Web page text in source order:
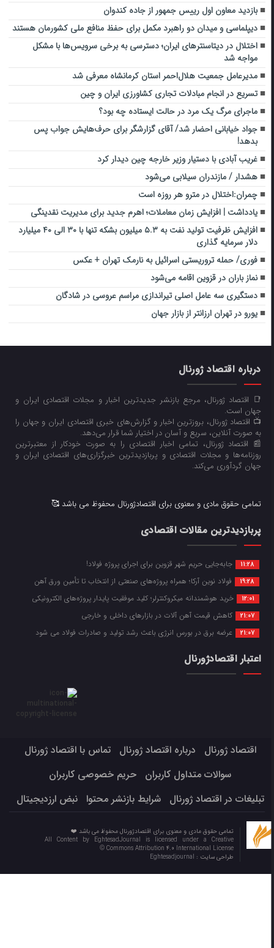
بازدید معاون اول رییس جمهور از جاده کندوان
دیپلماسی و میدان دو راهبرد مکمل برای حفظ منافع ملی کشورمان هستند
اختلال در دیتاسنترهای ایران؛ دسترسی به برخی سرویس‌ها با مشکل
مواجه شد
مدیرعامل جمعیت هلال‌احمر استان کرمانشاه معرفی شد
تسریع در انجام مبادلات تجاری کشاورزی ایران و چین
ماجرای مرگ یک مرد در حالت ایستاده چه بود؟
جواد خیابانی احضار شد/ آقای گزارشگر برای حرف‌هایش جواب پس
بدهد!
غریب آبادی با دستیار وزیر خارجه چین دیدار کرد
هشدار / مازندران سیلابی می‌شود
چمران:اختلال در مترو هر روزه است
یادداشت | افزایش زمان معاملات؛ اهرم جدید برای مدیریت نقدینگی
افزایش ظرفیت تولید نفت به ۵.۳ میلیون بشکه تنها با ۳۰ الی ۴۰ میلیارد
دلار سرمایه گذاری
فوری/ حمله تروریستی اسرائیل به نارمک تهران + عکس
نماز باران در قزوین اقامه می‌شود
دستگیری سه عامل اصلی تیراندازی مراسم عروسی در شادگان
یورو در تهران ارزانتر از بازار جهان
درباره اقتصاد ژورنال
📑 اقتصاد ژورنال، مرجع بازنشر جدیدترین اخبار و مجلات اقتصادی ایران و
جهان است.
📺 اقتصاد ژورنال، بروزترین اخبار و گزارش‌های خبری اقتصادی ایران و جهان را
به صورت آنلاین، سریع و آسان در اختیار شما قرار می‌‌دهد.
📰 اقتصاد ژورنال، تمامی اخبار اقتصادی را به صورت خودکار از معتبرترین
روزنامه‌ها و مجلات اقتصادی و پربازدیدترین خبرگزاری‌های اقتصادی ایران و
جهان گردآوری می‌کند.
تمامی حقوق مادی و معنوی برای اقتصادژورنال محفوظ می باشد 🥰
پربازدیدترین مقالات اقتصادی
11:28 جابه‌جایی حریم شهر قزوین برای اجرای پروژه فولاد!
19:28 فولاد نوین آرکا؛ همراه پروژه‌های صنعتی از انتخاب تا تأمین ورق آهن
12:01 خرید هوشمندانه میکروکنترلر؛ کلید موفقیت پایدار پروژه‌های الکترونیکی
21:07 کاهش قیمت آهن آلات در بازارهای داخلی و خارجی
21:07 عرضه برق در بورس انرژی باعث رشد تولید و صادرات فولاد می شود
اعتبار اقتصادژورنال
اقتصاد ژورنال درباره اقتصاد ژورنال
تماس با اقتصاد ژورنال
سوالات متداول کاربران
حریم خصوصی کاربران
تبلیغات در اقتصاد ژورنال
شرایط بازنشر محتوا نبض ارزدیجیتال
تمامی حقوق مادی و معنوی برای اقتصادژورنال محفوظ می باشد ❤️
All Content by EghtesadJournal is licensed under a Creative
Commons Attribution 4.0 International License ©️
طراحی سایت :